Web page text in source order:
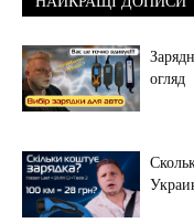
огляд